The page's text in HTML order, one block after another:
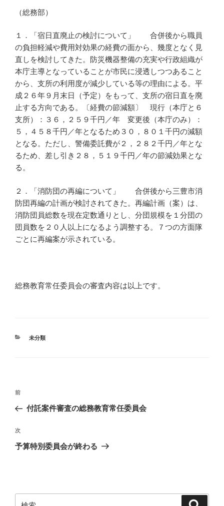
（総務部）
１．「宿日直廃止の検討について」 合併後から職員
の負担軽減や費用対効果の経費の面から、幾度となく見
直しを検討してきた。防災機器整備の充実や行政組織が
本庁主導となっていることが市民に浸透しつつあること
から、支所の利用度が減少している等の理由による。平
成２６年９月末日（予定）をもって、支所の宿日直を廃
止する方向である。〔経費の節減額〕 現行（本庁と６
支所）：３６，２５９千円／年 変更後（本庁のみ）：
５，４５８千円／年となるため３０，８０１千円の減額
となる。ただし、警備委託費が２，２８２千円／年とな
るため、差し引き２８，５１９千円／年の節減効果とな
る。
２．「消防団の再編について」 合併後から三豊市消
防団再編の計画が検討されてきた。再編計画（案）は、
消防団員総数を現在定数通りとし、分団規模を１分団の
団員数を２０人以上になるよう調整する。７つの方面隊
ごとに再編案が示されている。
総務教育常任委員会の審査内容は以上です。
カ
未分類
投
ビ
ゲ
ン
過
去
投
稿
前
付託案件審査の総務教育常任委員会
次
の
次
予算特別委員会が終わる